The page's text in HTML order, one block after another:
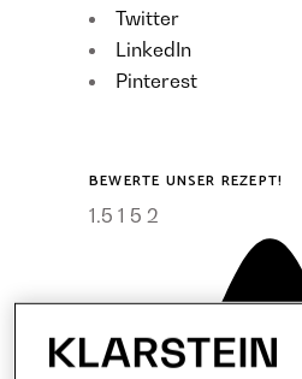
Twitter
LinkedIn
Pinterest
BEWERTE UNSER REZEPT!
1.5 1 5 2